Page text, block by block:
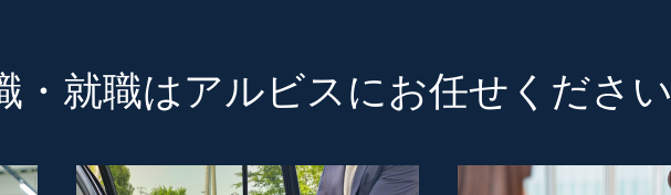
・就職はアルビスにお任せください